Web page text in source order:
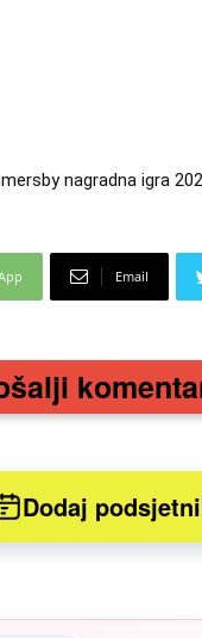
nagradna igra
nagradna igra 2026:
Email
Dodaj